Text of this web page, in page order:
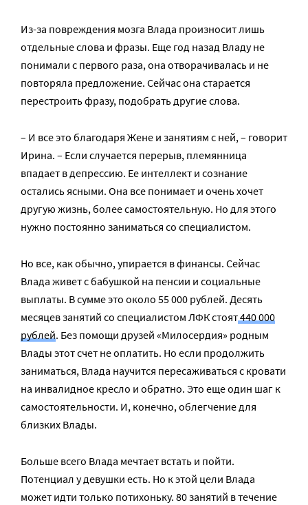
Из-за повреждения мозга Влада произносит лишь
отдельные слова и фразы. Еще год назад Владу не
понимали с первого раза, она отворачивалась и не
повторяла предложение. Сейчас она старается
перестроить фразу, подобрать другие слова.
– И все это благодаря Жене и занятиям с ней, – говорит
Ирина. – Если случается перерыв, племянница
впадает в депрессию. Ее интеллект и сознание
остались ясными. Она все понимает и очень хочет
другую жизнь, более самостоятельную. Но для этого
нужно постоянно заниматься со специалистом.
Но все, как обычно, упирается в финансы. Сейчас
Влада живет с бабушкой на пенсии и социальные
выплаты. В сумме это около 55 000 рублей. Десять
месяцев занятий со специалистом ЛФК стоят440 000
рублей. Без помощи друзей «Милосердия» родным
Влады этот счет не оплатить. Но если продолжить
заниматься, Влада научится пересаживаться с кровати
на инвалидное кресло и обратно. Это еще один шаг к
самостоятельности. И, конечно, облегчение для
близких Влады.
Больше всего Влада мечтает встать и пойти.
Потенциал у девушки есть. Но к этой цели Влада
может идти только потихоньку. 80 занятий в течение